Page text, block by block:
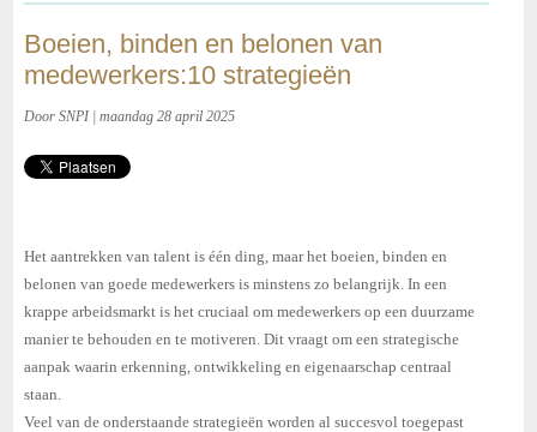
Boeien, binden en belonen van
medewerkers:10 strategieën
Door SNPI | maandag 28 april 2025
Het aantrekken van talent is één ding, maar het boeien, binden en
belonen van goede medewerkers is minstens zo belangrijk. In een
krappe arbeidsmarkt is het cruciaal om medewerkers op een duurzame
manier te behouden en te motiveren. Dit vraagt om een strategische
aanpak waarin erkenning, ontwikkeling en eigenaarschap centraal
staan.
Veel van de onderstaande strategieën worden al succesvol toegepast